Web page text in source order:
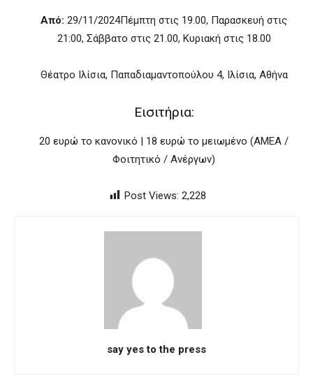
Από: 29/11/2024Πέμπτη στις 19.00, Παρασκευή στις
21:00, Σάββατο στις 21.00, Κυριακή στις 18.00
Θέατρο Ιλίσια, Παπαδιαμαντοπούλου 4, Ιλίσια, Αθήνα
Eισιτήρια:
20 ευρώ το κανονικό | 18 ευρώ το μειωμένο (ΑΜΕΑ /
Φοιτητικό / Ανέργων)
Post Views: 2,228
say yes to the press